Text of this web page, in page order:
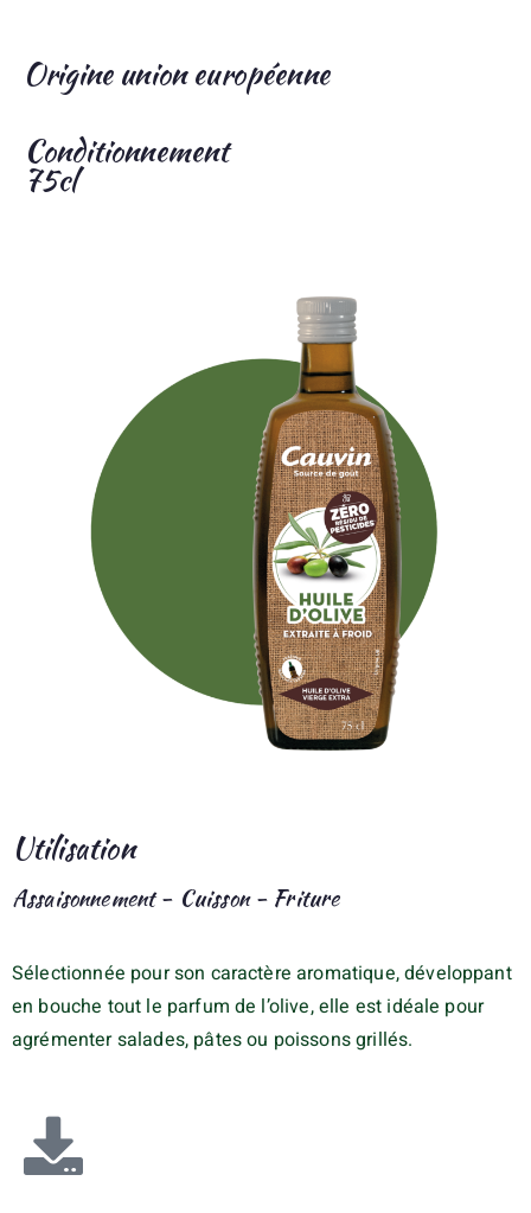
Origine union européenne
Conditionnement
75cl
Utilisation
Assaisonnement - Cuisson - Friture
Sélectionnée pour son caractère aromatique, développant
en bouche tout le parfum de l’olive, elle est idéale pour
agrémenter salades, pâtes ou poissons grillés.